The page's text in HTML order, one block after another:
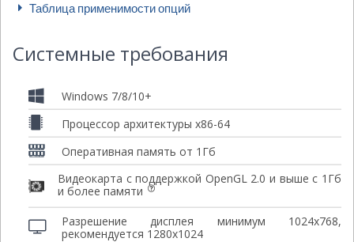
Таблица применимости опций
Системные требования
Windows 7/8/10+
Процессор архитектуры x86-64
Оперативная память от 1Гб
Видеокарта c поддержкой OpenGL 2.0 и выше с 1Гб
и более памяти
Разрешение дисплея минимум 1024х768,
рекомендуется 1280х1024